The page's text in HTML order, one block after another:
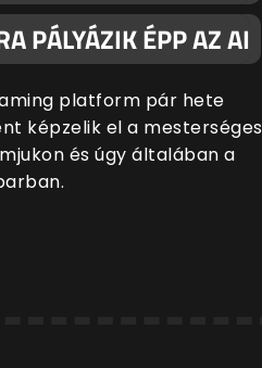
PÁLYÁZIK ÉPP AZ AI
platform pár hete
képzelik el a mesterséges
és úgy általában a